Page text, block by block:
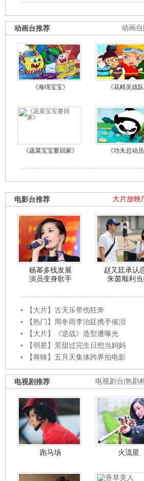
动画台
动画台推荐
《海绵宝宝》 《花精灵战队
《蔬菜宝宝要回家》 《功夫总动员
大片放映
电影台推荐
杨幂多线发展
演员变身歌手
赵又廷承认
朱茵顺利
【大片】古天乐带伤狂奔
【热门】周冬雨李治廷携手催泪
【大片】《逆战》造型遭曝光
【明星】景甜过完生日想当妈妈
【将映】五月天集体跨界拍电影
电视剧台 热剧
电视剧推荐
跑马场 火流星